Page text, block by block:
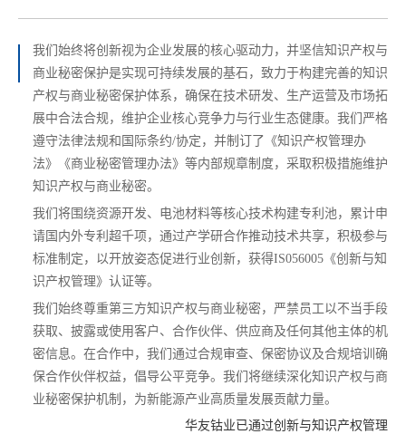
我们始终将创新视为企业发展的核心驱动力，并坚信知识产权与
商业秘密保护是实现可持续发展的基石，致力于构建完善的知识
产权与商业秘密保护体系，确保在技术研发、生产运营及市场拓
展中合法合规，维护企业核心竞争力与行业生态健康。我们严格
遵守法律法规和国际条约/协定，并制订了《知识产权管理办
法》《商业秘密管理办法》等内部规章制度，采取积极措施维护
知识产权与商业秘密。
我们将围绕资源开发、电池材料等核心技术构建专利池，累计申
请国内外专利超千项，通过产学研合作推动技术共享，积极参与
标准制定，以开放姿态促进行业创新，获得IS056005《创新与知
识产权管理》认证等。
我们始终尊重第三方知识产权与商业秘密，严禁员工以不当手段
获取、披露或使用客户、合作伙伴、供应商及任何其他主体的机
密信息。在合作中，我们通过合规审查、保密协议及合规培训确
保合作伙伴权益，倡导公平竞争。我们将继续深化知识产权与商
业秘密保护机制，为新能源产业高质量发展贡献力量。
华友钴业已通过创新与知识产权管理